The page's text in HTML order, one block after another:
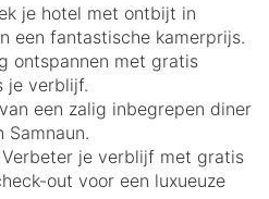
je hotel met ontbijt in
een fantastische kamerprijs.
ontspannen met gratis
je verblijf.
een zalig inbegrepen diner
Verbeter je verblijf met gratis
out voor een luxueuze